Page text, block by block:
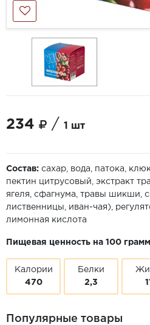
234 / 1 шт
Состав: сахар, вода, патока,
пектин цитрусовый, экстракт
ягеля, сфагнума, травы шикши,
лиственницы, иван-чая),
лимонная кислота
Пищевая ценность на 100 грамм
Калории
470
Белки
2,3
11
Популярные товары